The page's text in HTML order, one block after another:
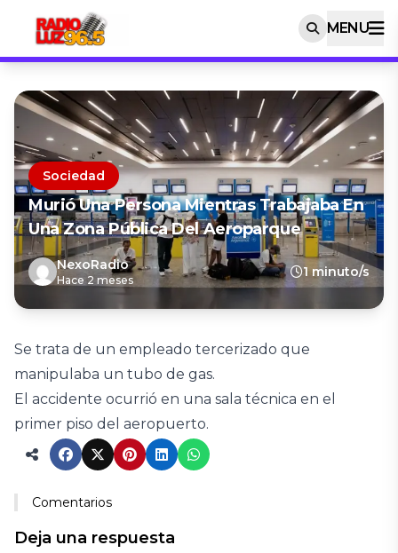
MENU
Sociedad
Murió Una Persona Mientras Trabajaba En
Una Zona Pública Del Aeroparque
NexoRadio
Hace 2 meses
1 minuto/s
Se trata de un empleado tercerizado que
manipulaba un tubo de gas.
El accidente ocurrió en una sala técnica en el
primer piso del aeropuerto.
Comentarios
Deja una respuesta